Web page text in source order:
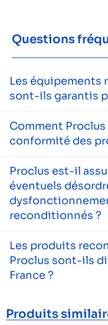
Questions
Les équipements
sont-ils garantis
Comment
conformité des
Proclus est-il
éventuels
reconditionnés ?
Les produits
Proclus sont-ils
France ?
Produits